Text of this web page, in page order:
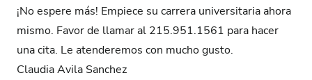
¡No espere más! Empiece su carrera universitaria ahora
mismo. Favor de llamar al 215.951.1561 para hacer
una cita. Le atenderemos con mucho gusto.
Claudia Avila Sanchez